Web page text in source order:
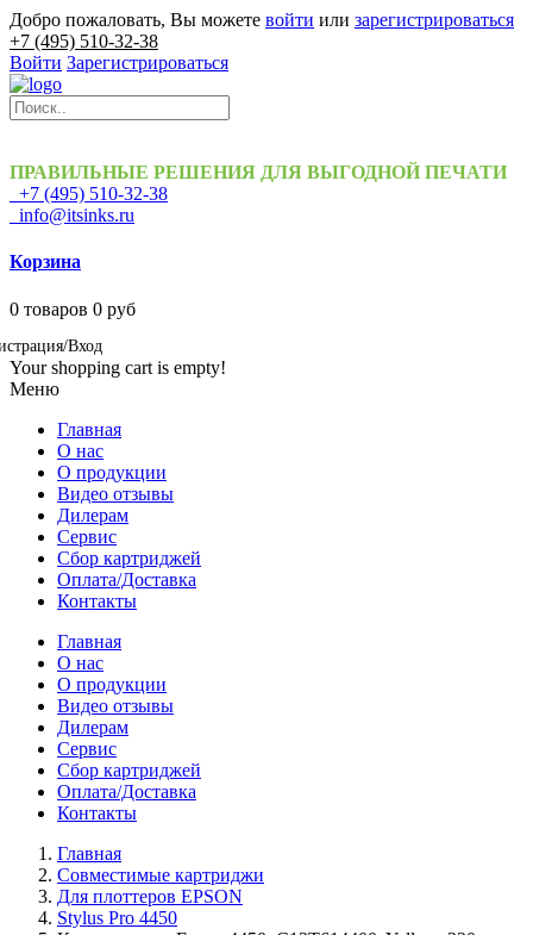
Добро пожаловать, Вы можете войти или зарегистрироваться
+7 (495) 510-32-38
Войти Зарегистрироваться
ПРАВИЛЬНЫЕ РЕШЕНИЯ ДЛЯ ВЫГОДНОЙ ПЕЧАТИ
+7 (495) 510-32-38
info@itsinks.ru
Корзина
0 товаров 0 руб
Вход
Your shopping cart is empty!
Меню
Главная
О нас
О продукции
Видео отзывы
Дилерам
Сервис
Сбор картриджей
Оплата/Доставка
Контакты
Главная
О нас
О продукции
Видео отзывы
Дилерам
Сервис
Сбор картриджей
Оплата/Доставка
Контакты
Главная
Совместимые картриджи
Для плоттеров EPSON
Stylus Pro 4450